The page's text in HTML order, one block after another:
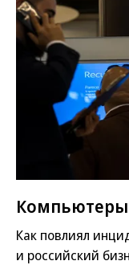
Компьютеры
Как повлиял
и российский